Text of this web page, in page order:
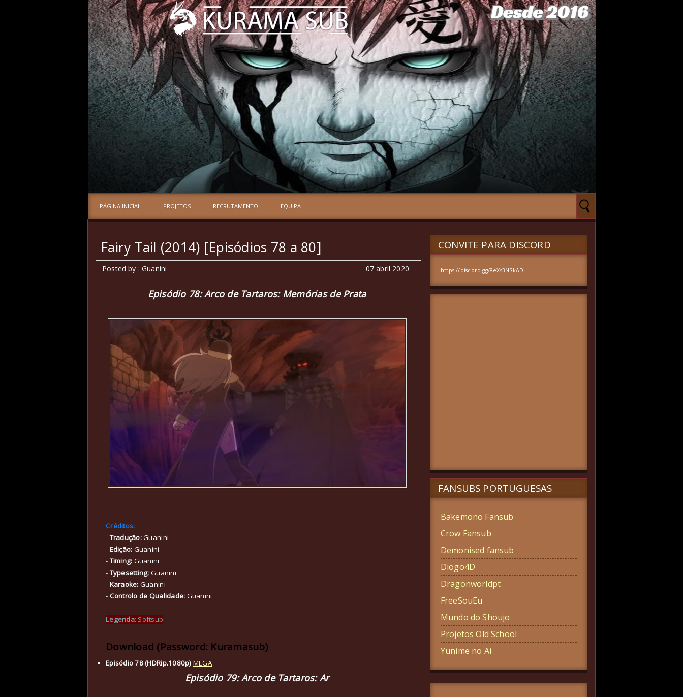
PÁGINA INICIAL PROJETOS RECRUTAMENTO EQUIPA
Fairy Tail (2014) [Episódios 78 a 80]
Posted by : Guanini 07 abril 2020
Episódio 78:Arco de Tartaros: Memórias de Prata
Créditos:
-Tradução:Guanini
- Edição: Guanini
-Timing: Guanini
-Typesetting:Guanini
- Karaoke: Guanini
- Controlo de Qualidade: Guanini
Legenda: Softsub
Download (Password: Kuramasub)
Episódio 78 (HDRip.1080p) MEGA
Episódio 79:Arco de Tartaros: Ar
CONVITE PARA DISCORD
https://discord.gg/8eXs3NSkAD
FANSUBS PORTUGUESAS
Bakemono Fansub
Crow Fansub
Demonised fansub
Diogo4D
Dragonworldpt
FreeSouEu
Mundo do Shoujo
Projetos Old School
Yunime no Ai